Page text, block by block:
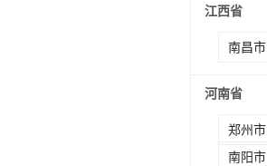
江西省
南昌市
河南省
郑州市
南阳市